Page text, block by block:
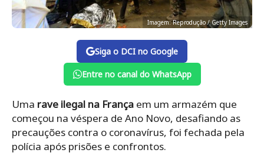
Imagem: Reprodução / Getty Images
Siga o DCI no Google
Entre no canal do WhatsApp
Uma rave ilegal na França em um armazém que
começou na véspera de Ano Novo, desafiando as
precauções contra o coronavírus, foi fechada pela
polícia após prisões e confrontos.